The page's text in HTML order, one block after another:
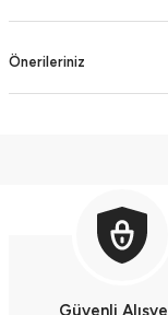
Önerileriniz
Müslin Kız Bebek
Güvenli